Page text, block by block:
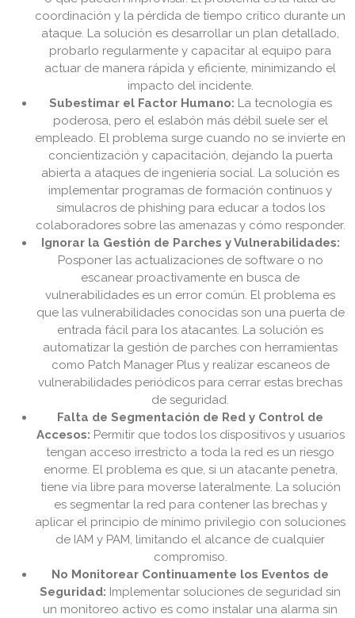
coordinación y la pérdida de tiempo crítico durante un
ataque. La solución es desarrollar un plan detallado,
probarlo regularmente y capacitar al equipo para
actuar de manera rápida y eficiente, minimizando el
impacto del incidente.
Subestimar el Factor Humano: La tecnología es
poderosa, pero el eslabón más débil suele ser el
empleado. El problema surge cuando no se invierte en
concientización y capacitación, dejando la puerta
abierta a ataques de ingeniería social. La solución es
implementar programas de formación continuos y
simulacros de phishing para educar a todos los
colaboradores sobre las amenazas y cómo responder.
Ignorar la Gestión de Parches y Vulnerabilidades:
Posponer las actualizaciones de software o no
escanear proactivamente en busca de
vulnerabilidades es un error común. El problema es
que las vulnerabilidades conocidas son una puerta de
entrada fácil para los atacantes. La solución es
automatizar la gestión de parches con herramientas
como Patch Manager Plus y realizar escaneos de
vulnerabilidades periódicos para cerrar estas brechas
de seguridad.
Falta de Segmentación de Red y Control de
Accesos: Permitir que todos los dispositivos y usuarios
tengan acceso irrestricto a toda la red es un riesgo
enorme. El problema es que, si un atacante penetra,
tiene vía libre para moverse lateralmente. La solución
es segmentar la red para contener las brechas y
aplicar el principio de mínimo privilegio con soluciones
de IAM y PAM, limitando el alcance de cualquier
compromiso.
No Monitorear Continuamente los Eventos de
Seguridad: Implementar soluciones de seguridad sin
un monitoreo activo es como instalar una alarma sin